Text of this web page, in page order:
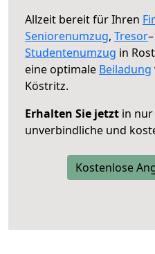
Allzeit bereit für Ihren
Seniorenumzug, Tresor
Studentenumzug in
eine optimale Beiladung
Köstritz.
Erhalten Sie jetzt in
unverbindliche und
Kostenlose